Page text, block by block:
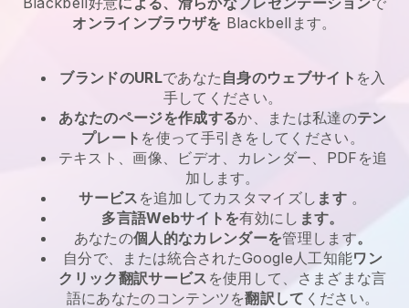
オンラインブラウザを Blackbell ます。
ブランドのURLであなた 自身のウェブサイト を入
手してください。
あなたのページを作成するか、または私達のテン
プレート を使って手引きをしてください。
テキスト、画像、ビデオ、カレンダー、PDFを追
加します。
サービス を追加してカスタマイズし ます 。
多言語Webサイトを有効にし ます。
あなたの個人的なカレンダーを管理します。
自分で、または統合されたGoogle人工知能ワン
クリック翻訳サービス を使用して、さまざまな言
語にあなたのコンテンツを翻訳して ください。